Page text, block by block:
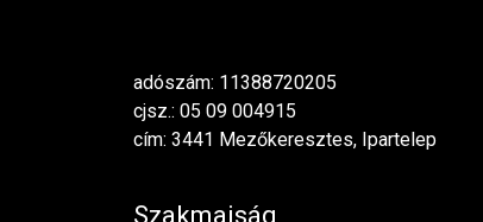
adószám: 11388720205
cjsz.: 05 09 004915
cím: 3441 Mezőkeresztes, Ipartelep
Szakmaiság